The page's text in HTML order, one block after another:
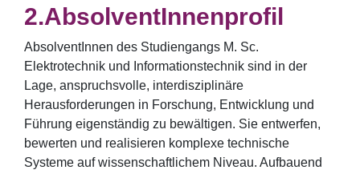
AbsolventInnenprofil
AbsolventInnen des Studiengangs M. Sc.
Elektrotechnik und Informationstechnik sind in der
Lage, anspruchsvolle, interdisziplinäre
Herausforderungen in Forschung, Entwicklung und
Führung eigenständig zu bewältigen. Sie entwerfen,
bewerten und realisieren komplexe technische
Systeme auf wissenschaftlichem Niveau. Aufbauend